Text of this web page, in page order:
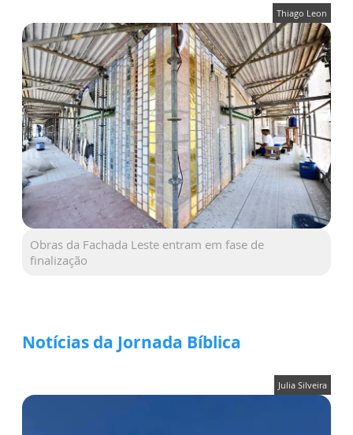
Thiago Leon
Obras da Fachada Leste entram em fase de
finalização
Notícias da Jornada Bíblica
Julia Silveira